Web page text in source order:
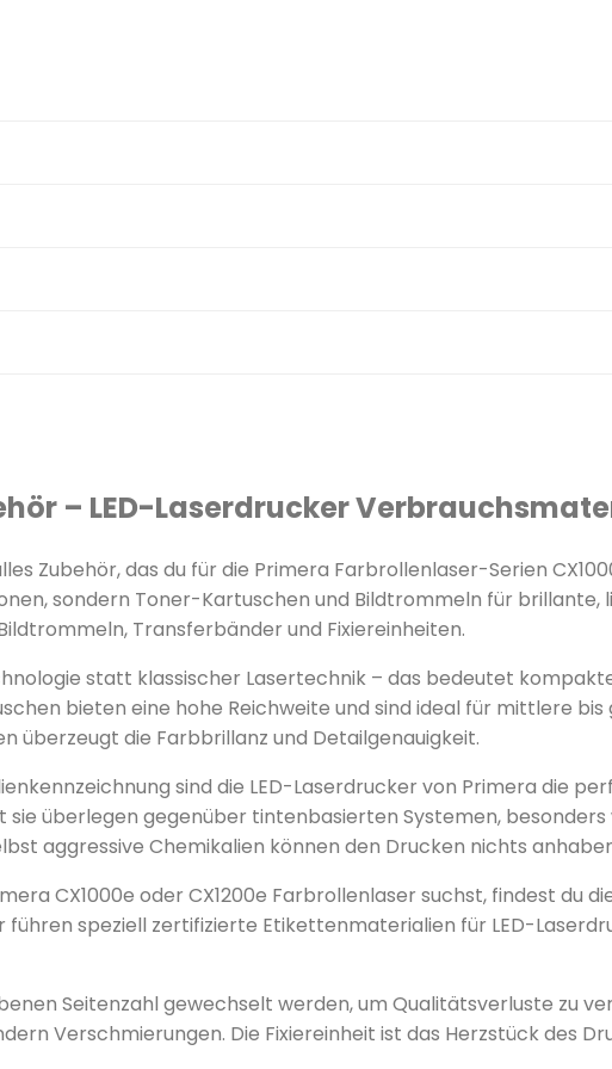
– LED-Laserdrucker
Zubehör, das du für die Primera Farbrollenlaser-Serien
sondern Toner-Kartuschen und Bildtrommeln für brillante,
Transferbänder und Fixiereinheiten.
statt klassischer Lasertechnik – das bedeutet
bieten eine hohe Reichweite und sind ideal für mittlere
die Farbbrillanz und Detailgenauigkeit.
sind die LED-Laserdrucker von Primera die
überlegen gegenüber tintenbasierten Systemen,
aggressive Chemikalien können den Drucken nichts
CX1000e oder CX1200e Farbrollenlaser suchst, findest du
speziell zertifizierte Etikettenmaterialien für LED-
Seitenzahl gewechselt werden, um Qualitätsverluste zu
Verschmierungen. Die Fixiereinheit ist das Herzstück des